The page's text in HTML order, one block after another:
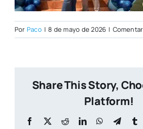
Por Paco | 8 de mayo de 2026 |
Share This Story,
Platform!
Facebook
X RedditLinkedInWhatsApp